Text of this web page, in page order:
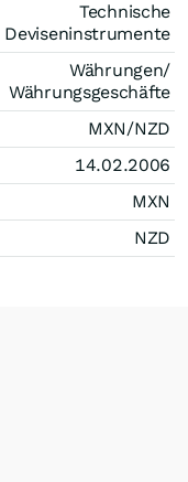
Technische
Deviseninstrumente
Währungen/
Währungsgeschäfte
MXN/NZD
14.02.2006
MXN
NZD